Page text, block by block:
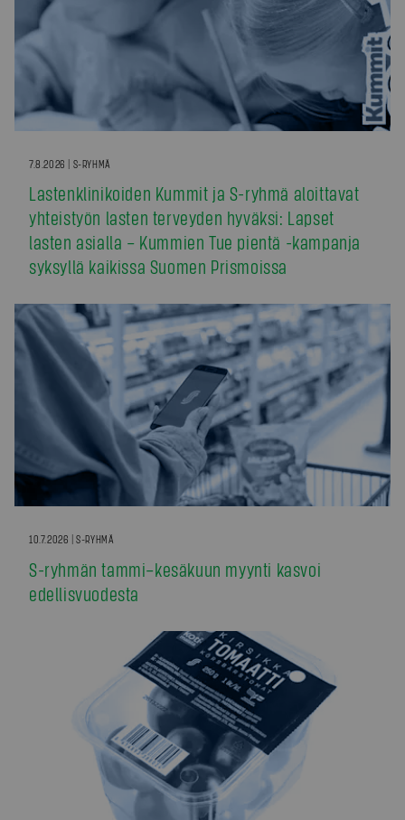
7.8.2026 | S-RYHMÄ
Lastenklinikoiden Kummit ja S-ryhmä aloittavat
yhteistyön lasten terveyden hyväksi: Lapset
lasten asialla – Kummien Tue pientä -kampanja
syksyllä kaikissa Suomen Prismoissa
10.7.2026 | S-RYHMÄ
S-ryhmän tammi–kesäkuun myynti kasvoi
edellisvuodesta